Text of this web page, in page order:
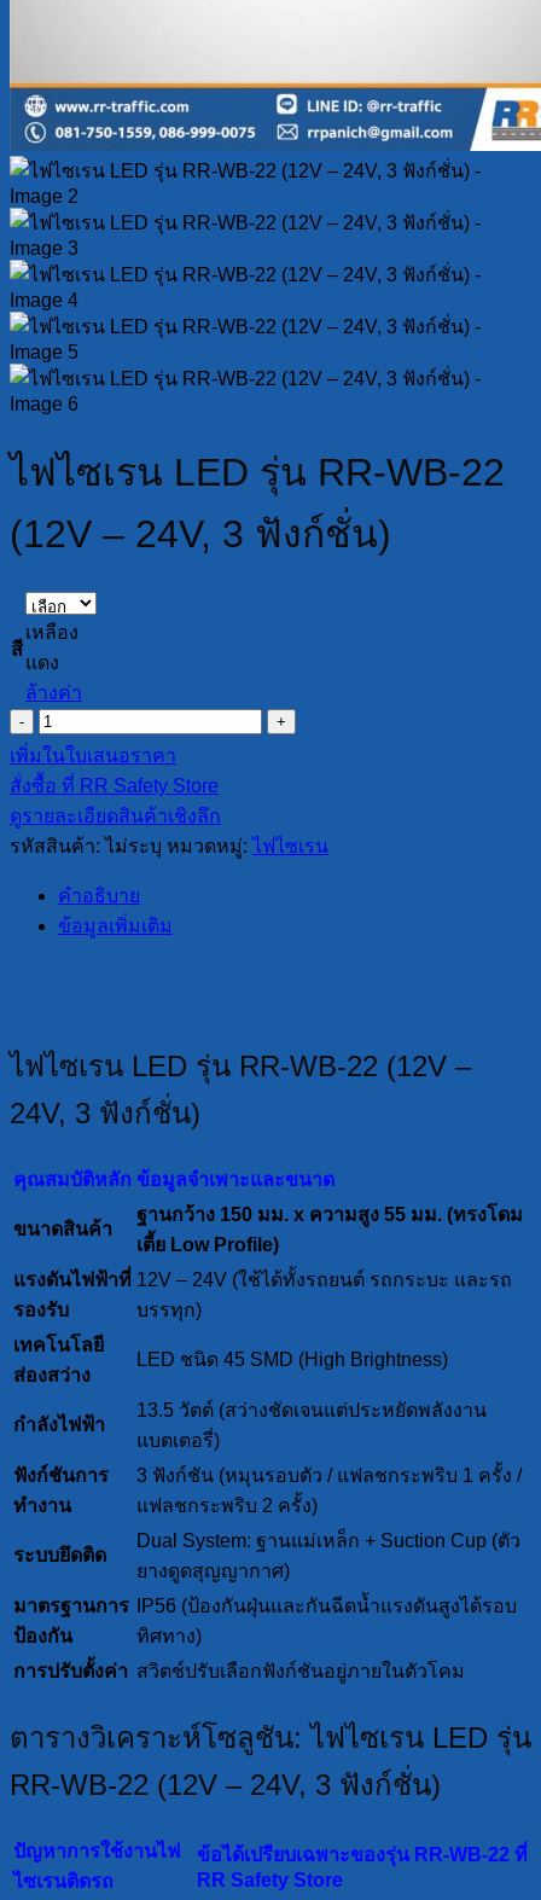
ไฟไซเรน LED รุ่น RR-WB-22
(12V – 24V, 3 ฟังก์ชั่น)
สี
เหลือง
แดง
ล้างค่า
จำนวน
ไฟ
ไซเรน
LED
รุ่น
WB-
22
(12V
ก์ชั่น)
ชิ้น
เพิ่มในใบเสนอราคา
สั่งซื้อ ที่ RR Safety Store
ดูรายละเอียดสินค้าเชิงลึก
รหัสสินค้า:ไม่ระบุ หมวดหมู่:ไฟไซเรน
คำอธิบาย
ข้อมูลเพิ่มเติม
ไฟไซเรน LED รุ่น RR-WB-22 (12V –
24V, 3 ฟังก์ชั่น)
คุณสมบัติหลัก ข้อมูลจำเพาะและขนาด
ขนาดสินค้า
ฐานกว้าง 150 มม. x ความสูง 55 มม. (ทรงโดม
เตี้ย Low Profile)
แรงดันไฟฟ้าที่
รองรับ
12V – 24V (ใช้ได้ทั้งรถยนต์ รถกระบะ และรถ
บรรทุก)
เทคโนโลยี
ส่องสว่าง
LED ชนิด 45 SMD (High Brightness)
กำลังไฟฟ้า
13.5 วัตต์ (สว่างชัดเจนแต่ประหยัดพลังงาน
แบตเตอรี่)
ฟังก์ชันการ
ทำงาน
3 ฟังก์ชัน (หมุนรอบตัว / แฟลชกระพริบ 1 ครั้ง /
แฟลชกระพริบ 2 ครั้ง)
ระบบยึดติด
Dual System: ฐานแม่เหล็ก + Suction Cup (ตัว
ยางดูดสุญญากาศ)
มาตรฐานการ
ป้องกัน
IP56 (ป้องกันฝุ่นและกันฉีดน้ำแรงดันสูงได้รอบ
ทิศทาง)
การปรับตั้งค่า สวิตช์ปรับเลือกฟังก์ชันอยู่ภายในตัวโคม
ตารางวิเคราะห์โซลูชัน: ไฟไซเรน LED รุ่น
RR-WB-22 (12V – 24V, 3 ฟังก์ชั่น)
ปัญหาการใช้งานไฟ
ไซเรนติดรถ
ข้อได้เปรียบเฉพาะของรุ่น RR-WB-22 ที่
RR Safety Store